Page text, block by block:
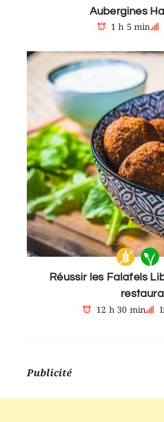
Aubergines
1 h 5 min
Réussir les Falafels
12 h 30 min
Publicité